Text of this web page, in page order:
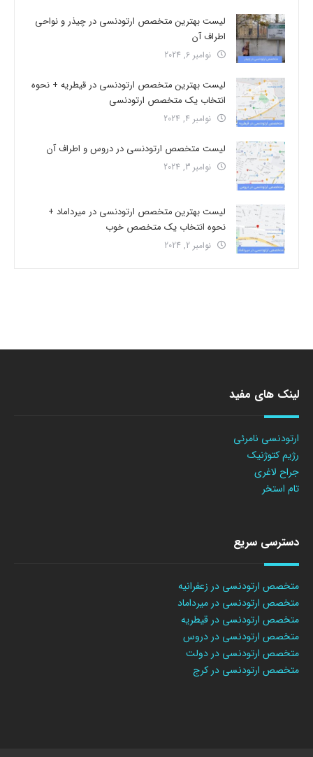
لیست بهترین متخصص ارتودنسی در چیذر و نواحی
اطراف آن
نوامبر 6, 2024
لیست بهترین متخصص ارتودنسی در قیطریه + نحوه
انتخاب یک متخصص ارتودنسی
نوامبر 4, 2024
لیست متخصص ارتودنسی در دروس و اطراف آن
نوامبر 3, 2024
لیست بهترین متخصص ارتودنسی در میرداماد +
نحوه انتخاب یک متخصص خوب
نوامبر 2, 2024
لینک های مفید
ارتودنسی نامرئی
رژیم کتوژنیک
جراح لاغری
تام استخر
دسترسی سریع
متخصص ارتودنسی در زعفرانیه
متخصص ارتودنسی در میرداماد
متخصص ارتودنسی در قیطریه
متخصص ارتودنسی در دروس
متخصص ارتودنسی در دولت
متخصص ارتودنسی در کرج